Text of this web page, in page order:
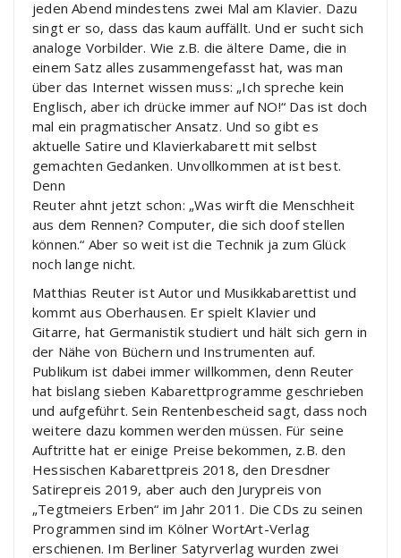
jeden Abend mindestens zwei Mal am Klavier. Dazu
singt er so, dass das kaum auffällt. Und er sucht sich
analoge Vorbilder. Wie z.B. die ältere Dame, die in
einem Satz alles zusammengefasst hat, was man
über das Internet wissen muss: „Ich spreche kein
Englisch, aber ich drücke immer auf NO!“ Das ist doch
mal ein pragmatischer Ansatz. Und so gibt es
aktuelle Satire und Klavierkabarett mit selbst
gemachten Gedanken. Unvollkommen at ist best.
Denn
Reuter ahnt jetzt schon: „Was wirft die Menschheit
aus dem Rennen? Computer, die sich doof stellen
können.“ Aber so weit ist die Technik ja zum Glück
noch lange nicht.
Matthias Reuter ist Autor und Musikkabarettist und
kommt aus Oberhausen. Er spielt Klavier und
Gitarre, hat Germanistik studiert und hält sich gern in
der Nähe von Büchern und Instrumenten auf.
Publikum ist dabei immer willkommen, denn Reuter
hat bislang sieben Kabarettprogramme geschrieben
und aufgeführt. Sein Rentenbescheid sagt, dass noch
weitere dazu kommen werden müssen. Für seine
Auftritte hat er einige Preise bekommen, z.B. den
Hessischen Kabarettpreis 2018, den Dresdner
Satirepreis 2019, aber auch den Jurypreis von
„Tegtmeiers Erben“ im Jahr 2011. Die CDs zu seinen
Programmen sind im Kölner WortArt-Verlag
erschienen. Im Berliner Satyrverlag wurden zwei